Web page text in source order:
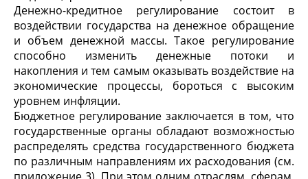
Денежно-кредитное регулирование состоит в
воздействии государства на денежное обращение
и объем денежной массы. Такое регулирование
способно изменить денежные потоки и
накопления и тем самым оказывать воздействие на
экономические процессы, бороться с высоким
уровнем инфляции.
Бюджетное регулирование заключается в том, что
государственные органы обладают возможностью
распределять средства государственного бюджета
по различным направлениям их расходования (см.